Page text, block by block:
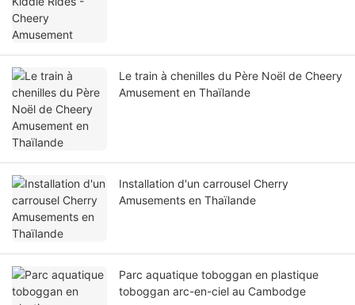
Le train à chenilles du Père Noël de Cheery
Amusement en Thaïlande
Installation d'un carrousel Cherry
Amusements en Thaïlande
Parc aquatique toboggan en plastique
toboggan arc-en-ciel au Cambodge